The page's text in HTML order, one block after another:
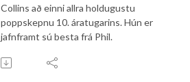
Collins að einni allra holdugustu
poppskepnu 10. áratugarins. Hún er
jafnframt sú besta frá Phil.